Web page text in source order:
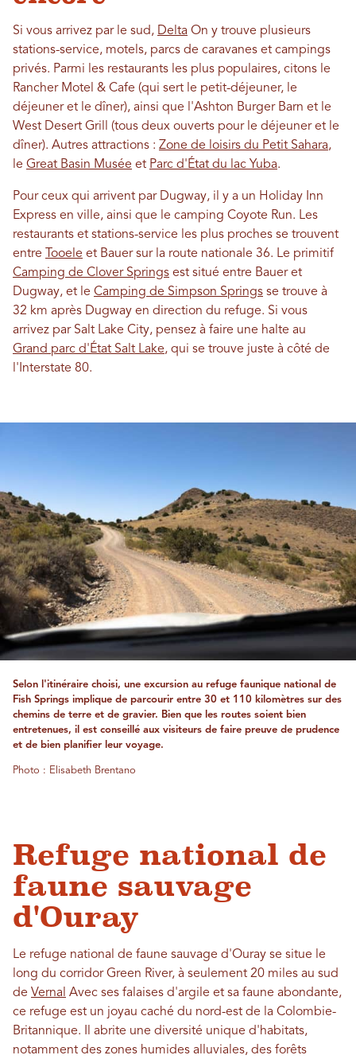
Si vous arrivez par le sud, Delta On y trouve plusieurs
stations-service, motels, parcs de caravanes et campings
privés. Parmi les restaurants les plus populaires, citons le
Rancher Motel & Cafe (qui sert le petit-déjeuner, le
déjeuner et le dîner), ainsi que l'Ashton Burger Barn et le
West Desert Grill (tous deux ouverts pour le déjeuner et le
dîner). Autres attractions : Zone de loisirs du Petit Sahara,
le Great Basin Musée et Parc d'État du lac Yuba.
Pour ceux qui arrivent par Dugway, il y a un Holiday Inn
Express en ville, ainsi que le camping Coyote Run. Les
restaurants et stations-service les plus proches se trouvent
entre
Tooele et Bauer sur la route nationale 36. Le primitif
Camping de Clover Springs est situé entre Bauer et
Dugway, et le Camping de Simpson Springs se trouve à
32 km après Dugway en direction du refuge. Si vous
arrivez par Salt Lake City, pensez à faire une halte au
Grand parc d'État Salt Lake, qui se trouve juste à côté de
l'Interstate 80.
Selon l'itinéraire choisi, une excursion au refuge faunique national de
Fish Springs implique de parcourir entre 30 et 110 kilomètres sur des
chemins de terre et de gravier. Bien que les routes soient bien
entretenues, il est conseillé aux visiteurs de faire preuve de prudence
et de bien planifier leur voyage.
Photo : Elisabeth Brentano
Refuge national de
faune sauvage
d'Ouray
Le refuge national de faune sauvage d'Ouray se situe le
long du corridor Green River, à seulement 20 miles au sud
de Vernal Avec ses falaises d'argile et sa faune abondante,
ce refuge est un joyau caché du nord-est de la Colombie-
Britannique. Il abrite une diversité unique d'habitats,
notamment des zones humides alluviales, des forêts